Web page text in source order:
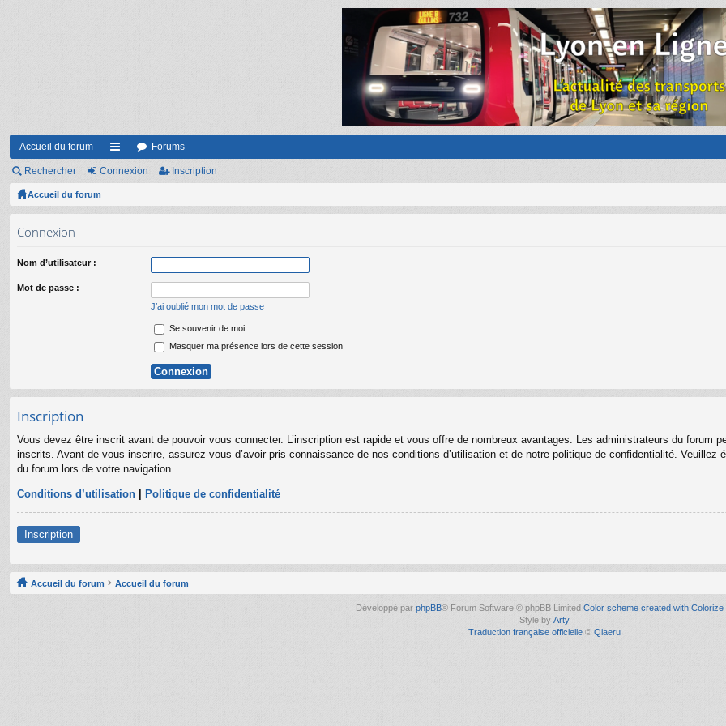
Accueil du forum
ac
Forums
Rechercher Connexion Inscription
Accueil du forum
Connexion
Nom d’utilisateur :
Mot de passe :
J’ai oublié mon mot de passe
Se souvenir de moi
Masquer ma présence lors de cette session
Inscription
Vous devez être inscrit avant de pouvoir vous connecter. L’inscription est rapide et vous offre de nombreux avantages. Les administrateurs du forum
inscrits. Avant de vous inscrire, assurez-vous d’avoir pris connaissance de nos conditions d’utilisation et de notre politique de confidentialité.
du forum lors de votre navigation.
Conditions d’utilisation | Politique de confidentialité
Inscription
Accueil du forum Accueil du forum
Développé par phpBB® Forum Software © phpBB Limited Color scheme created with Colorize
Style by Arty
Traduction française officielle © Qiaeru